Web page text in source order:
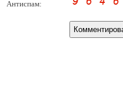
Антиспам: